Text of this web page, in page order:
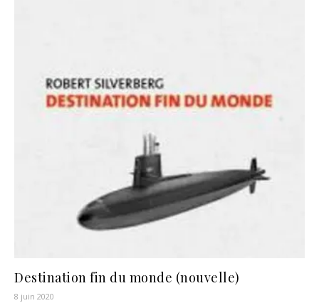
Destination fin du monde (nouvelle)
8 juin 2020